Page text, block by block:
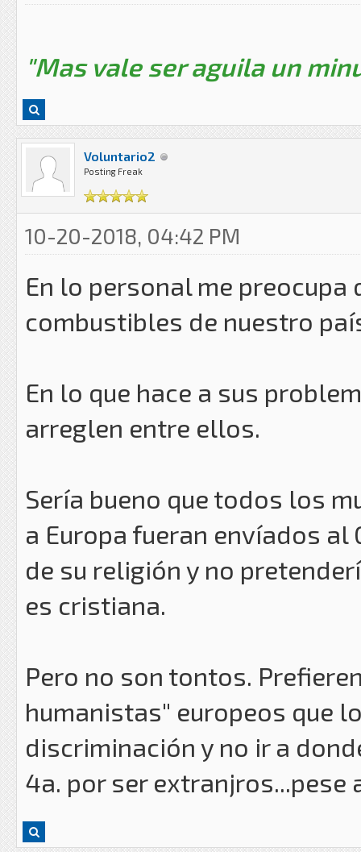
"Mas vale ser aguila un
Voluntario2
Posting Freak
10-20-2018, 04:42 PM
En lo personal me
combustibles de nuestro
En lo que hace a sus
arreglen entre ellos.
Sería bueno que todos los
a Europa fueran envíados
de su religión y no
es cristiana.
Pero no son tontos.
humanistas" europeos que
discriminación y no ir a
4a. por ser extranjros...pese